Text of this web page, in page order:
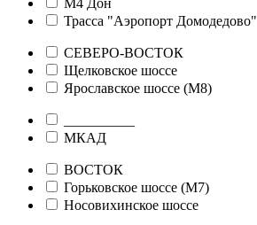
М4 Дон
Трасса "Аэропорт Домодедово"
СЕВЕРО-ВОСТОК
Щелковское шоссе
Ярославское шоссе (М8)
МКАД
ВОСТОК
Горьковское шоссе (М7)
Носовихинское шоссе